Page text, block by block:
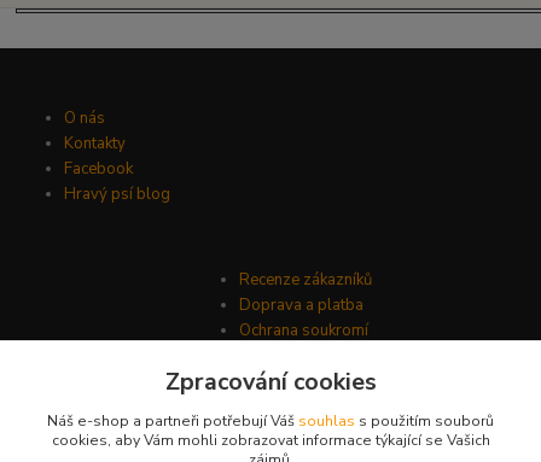
O nás
Kontakty
Facebook
Hravý psí blog
Recenze zákazníků
Doprava a platba
Ochrana soukromí
Zpracování cookies
Náš e-shop a partneři potřebují Váš souhlas s použitím souborů
cookies, aby Vám mohli zobrazovat informace týkající se Vašich